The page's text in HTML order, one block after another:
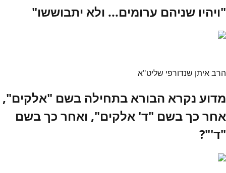
"ויהיו שניהם ערומים... ולא יתבוששו"
הרב איתן שנדורפי שליט"א
מדוע נקרא הבורא בתחילה בשם "אלקים",
אחר כך בשם "ד' אלקים", ואחר כך בשם
"ד'"?